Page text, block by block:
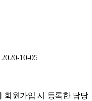
2020-10-05
회원가입 시 등록한 담당